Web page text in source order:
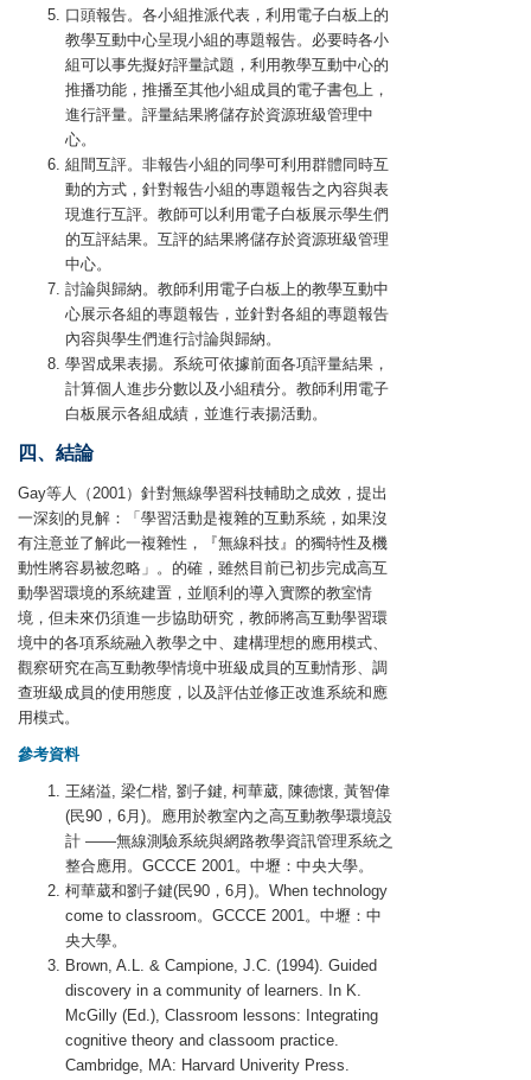
口頭報告。各小組推派代表，利用電子白板上的
教學互動中心呈現小組的專題報告。必要時各小
組可以事先擬好評量試題，利用教學互動中心的
推播功能，推播至其他小組成員的電子書包上，
進行評量。評量結果將儲存於資源班級管理中
心。
組間互評。非報告小組的同學可利用群體同時互
動的方式，針對報告小組的專題報告之內容與表
現進行互評。教師可以利用電子白板展示學生們
的互評結果。互評的結果將儲存於資源班級管理
中心。
討論與歸納。教師利用電子白板上的教學互動中
心展示各組的專題報告，並針對各組的專題報告
內容與學生們進行討論與歸納。
學習成果表揚。系統可依據前面各項評量結果，
計算個人進步分數以及小組積分。教師利用電子
白板展示各組成績，並進行表揚活動。
四、結論
Gay等人（2001）針對無線學習科技輔助之成效，提出
一深刻的見解：「學習活動是複雜的互動系統，如果沒
有注意並了解此一複雜性，『無線科技』的獨特性及機
動性將容易被忽略」。的確，雖然目前已初步完成高互
動學習環境的系統建置，並順利的導入實際的教室情
境，但未來仍須進一步協助研究，教師將高互動學習環
境中的各項系統融入教學之中、建構理想的應用模式、
觀察研究在高互動教學情境中班級成員的互動情形、調
查班級成員的使用態度，以及評估並修正改進系統和應
用模式。
參考資料
王緒溢, 梁仁楷, 劉子鍵, 柯華葳, 陳德懷, 黃智偉
(民90，6月)。應用於教室內之高互動教學環境設
計 ——無線測驗系統與網路教學資訊管理系統之
整合應用。GCCCE 2001。中壢：中央大學。
柯華葳和劉子鍵(民90，6月)。When technology
come to classroom。GCCCE 2001。中壢：中
央大學。
Brown, A.L. & Campione, J.C. (1994). Guided
discovery in a community of learners. In K.
McGilly (Ed.), Classroom lessons: Integrating
cognitive theory and classoom practice.
Cambridge, MA: Harvard Univerity Press.